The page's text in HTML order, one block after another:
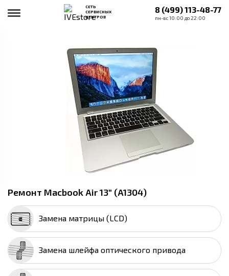
СЕТЬ
СЕРВИСНЫХ
ЦЕНТРОВ
8 (499) 113-48-77
пн-вс 10:00 до 22:00
Ремонт Macbook Air 13" (A1304)
Замена матрицы (LCD)
Замена шлейфа оптического привода